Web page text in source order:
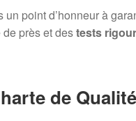
un point d’honneur à
de près et destests
de Qualité